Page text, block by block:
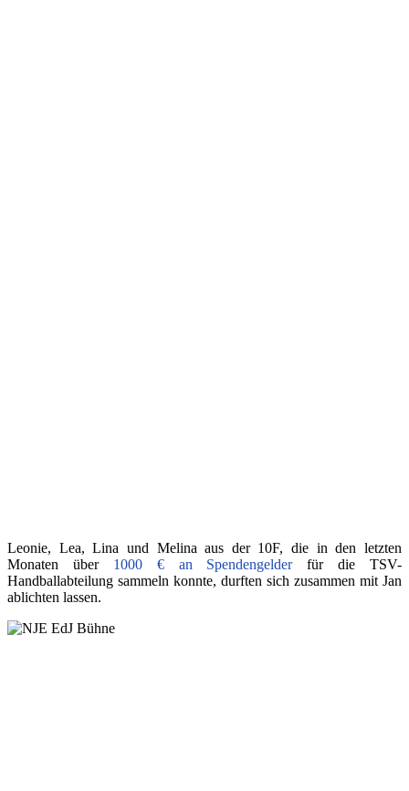
Leonie, Lea, Lina und Melina aus der 10F, die in den letzten
Monaten über 1000 € an Spendengelderfür die TSV-
Handballabteilung sammeln konnte, durften sich zusammen mit Jan
ablichten lassen.